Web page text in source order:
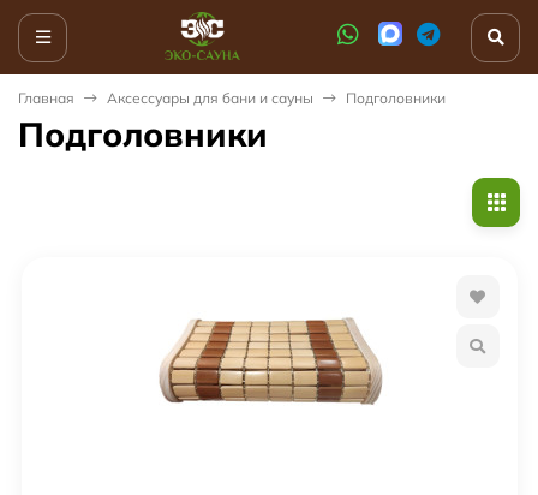
Главная Аксессуары для бани и сауны Подголовники
Подголовники